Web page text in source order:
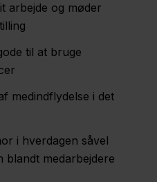
arbejde og møder
til at bruge
medindflydelse i det
i hverdagen såvel
blandt medarbejdere